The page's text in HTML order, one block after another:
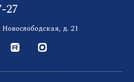
27
д. 21